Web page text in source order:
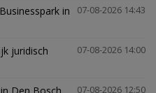
07-08-2026 14:43
in
07-08-2026 14:00
juridisch
07-08-2026 12:50